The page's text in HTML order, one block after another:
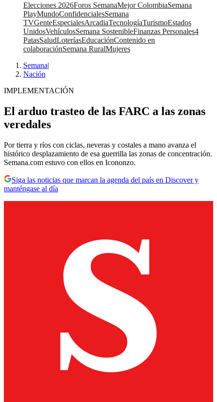
Elecciones 2026Foros SemanaMejor ColombiaSemana
PlayMundoConfidencialesSemana
TVGenteEspecialesArcadiaTecnologíaTurismoEstados
UnidosVehículosSemana SostenibleFinanzas Personales4
PatasSaludLoteríasEducaciónContenido en
colaboraciónSemana RuralMujeres
Semana|
Nación
IMPLEMENTACIÓN
El arduo trasteo de las FARC a las zonas
veredales
Por tierra y ríos con ciclas, neveras y costales a mano avanza el
histórico desplazamiento de esa guerrilla las zonas de concentración.
Semana.com estuvo con ellos en Icononzo.
Siga las noticias que marcan la agenda del país en Discover y
manténgase al día